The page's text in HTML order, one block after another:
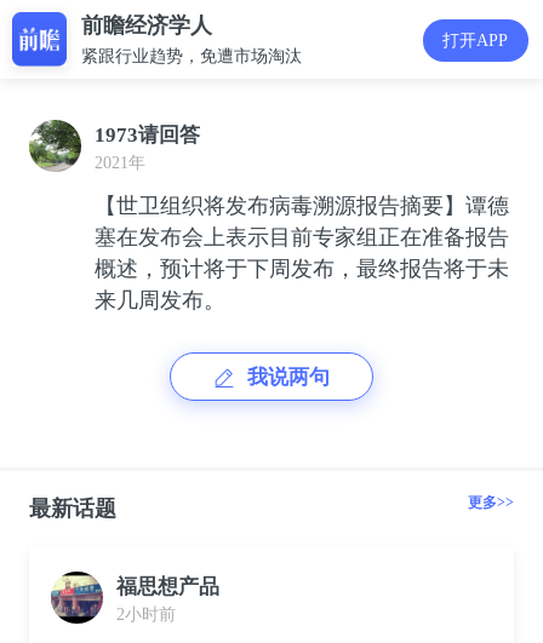
前瞻经济学人
紧跟行业趋势，免遭市场淘汰
打开APP
1973请回答
2021年
【世卫组织将发布病毒溯源报告摘要】谭德
塞在发布会上表示目前专家组正在准备报告
概述，预计将于下周发布，最终报告将于未
来几周发布。
我说两句
最新话题 更多>>
福思想产品
2小时前